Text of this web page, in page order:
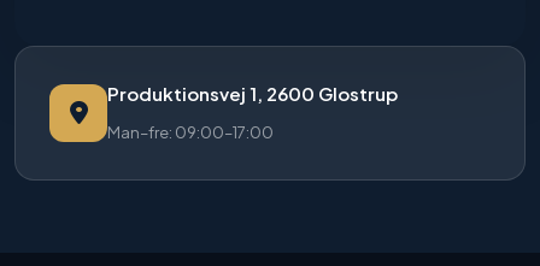
Produktionsvej 1, 2600 Glostrup
Man–fre: 09:00–17:00